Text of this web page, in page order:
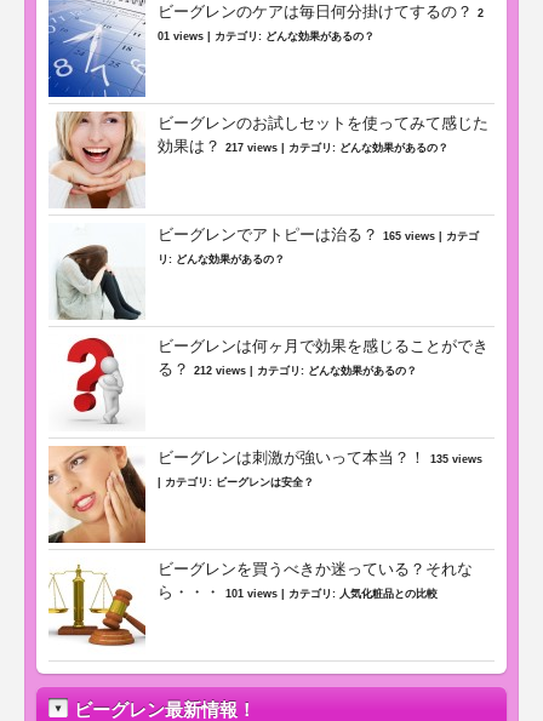
ビーグレンのケアは毎日何分掛けてするの？
2
01 views
カテゴリ: どんな効果があるの？
ビーグレンのお試しセットを使ってみて感じた
効果は？
217 views カテゴリ: どんな効果があるの？
ビーグレンでアトピーは治る？ 165 views
カテゴ
リ: どんな効果があるの？
ビーグレンは何ヶ月で効果を感じることができ
る？
212 views カテゴリ: どんな効果があるの？
ビーグレンは刺激が強いって本当？！
135 views
カテゴリ: ビーグレンは安全？
ビーグレンを買うべきか迷っている？それな
ら・・・
101 views カテゴリ: 人気化粧品との比較
ビーグレン最新情報！